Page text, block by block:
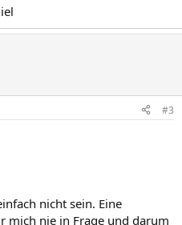
#3
nicht sein. Eine
mich nie in Frage und darum